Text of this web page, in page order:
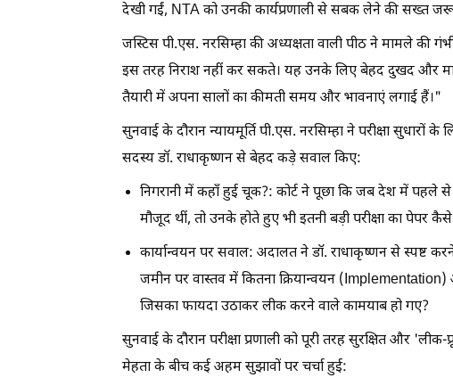
देखी गईं, NTA को उनकी कार्यप्रणाली से सबक लेने की सख्त
जस्टिस पी.एस. नरसिम्हा की अध्यक्षता वाली पीठ ने मामले की
इस तरह निराश नहीं कर सकते। यह उनके लिए बेहद दुखद और
तैयारी में अपना सालों का कीमती समय और भावनाएं लगाई हैं।"
सुनवाई के दौरान न्यायमूर्ति पी.एस. नरसिम्हा ने परीक्षा
सदस्य डॉ. राधाकृष्णन से बेहद कड़े सवाल किए:
निगरानी में कहाँ हुई चूक?: कोर्ट ने पूछा कि जब देश में पहले से
मौजूद थीं, तो उनके होते हुए भी इतनी बड़ी परीक्षा का पेपर
कार्यान्वयन पर सवाल: अदालत ने डॉ. राधाकृष्णन से स्पष्ट
जमीन पर वास्तव में कितना क्रियान्वयन
जिसका फायदा उठाकर लीक करने वाले कामयाब हो गए?
सुनवाई के दौरान परीक्षा प्रणाली को पूरी तरह सुरक्षित और
मेहता के बीच कई अहम सुझावों पर चर्चा हुई: